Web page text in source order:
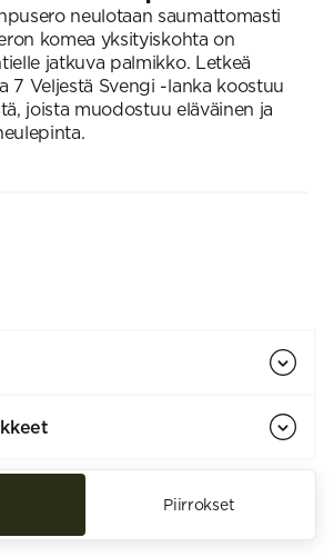
neulotaan saumattomasti
komea yksityiskohta on
jatkuva palmikko. Letkeä
7 Veljestä Svengi -lanka koostuu
joista muodostuu eläväinen ja
Piirrokset